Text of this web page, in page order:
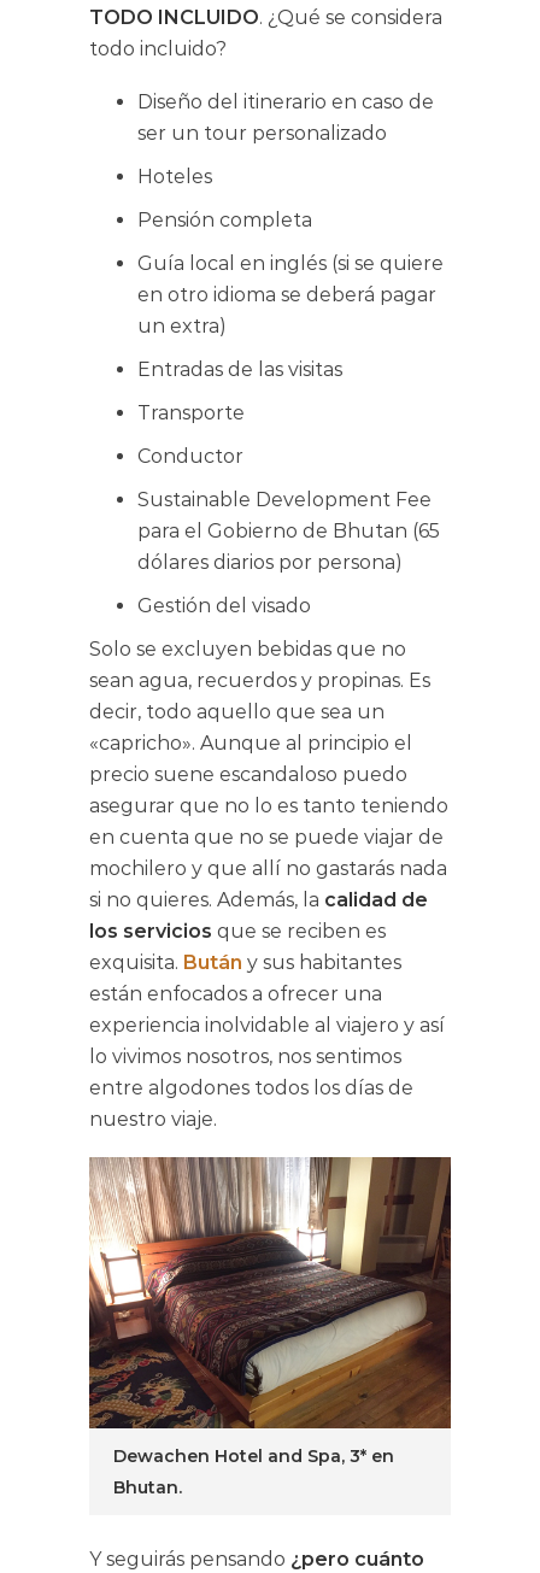
TODO INCLUIDO. ¿Qué se considera
todo incluido?
Diseño del itinerario en caso de
ser un tour personalizado
Hoteles
Pensión completa
Guía local en inglés (si se quiere
en otro idioma se deberá pagar
un extra)
Entradas de las visitas
Transporte
Conductor
Sustainable Development Fee
para el Gobierno de Bhutan (65
dólares diarios por persona)
Gestión del visado
Solo se excluyen bebidas que no
sean agua, recuerdos y propinas. Es
decir, todo aquello que sea un
«capricho». Aunque al principio el
precio suene escandaloso puedo
asegurar que no lo es tanto teniendo
en cuenta que no se puede viajar de
mochilero y que allí no gastarás nada
si no quieres. Además, la calidad de
los servicios que se reciben es
exquisita. Bután y sus habitantes
están enfocados a ofrecer una
experiencia inolvidable al viajero y así
lo vivimos nosotros, nos sentimos
entre algodones todos los días de
nuestro viaje.
Dewachen Hotel and Spa, 3* en
Bhutan.
Y seguirás pensando ¿pero cuánto